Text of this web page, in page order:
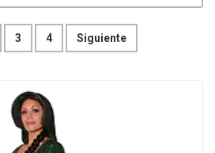
3 4 Siguiente